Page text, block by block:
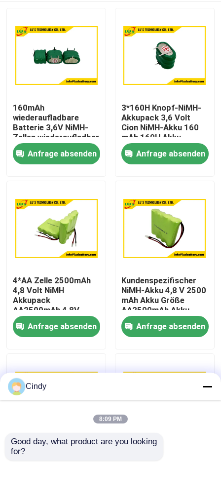
Haus
Produkte
Über uns
Fabrik-Ausflug
Qualitätskontrolle
Nachrichten
160mAh
wiederaufladbare
Batterie 3,6V NiMH-
Zellen wiederaufladbar
kundenspezifisch
Anfrage absenden
3*160H Knopf-NiMH-
Akkupack 3,6 Volt
Cion NiMH-Akku 160
mAh 160H Akku
Anfrage absenden
4*AA Zelle 2500mAh
4,8 Volt NiMH
Akkupack
AA2500mAh 4,8V
Akku
Anfrage absenden
Kundenspezifischer
NiMH-Akku 4,8 V 2500
mAh Akku Größe
AA2500mAh Akku
OEM
Anfrage absenden
Größe AA Batterie
Cindy
8:09 PM
Good day, what product are you looking
for?